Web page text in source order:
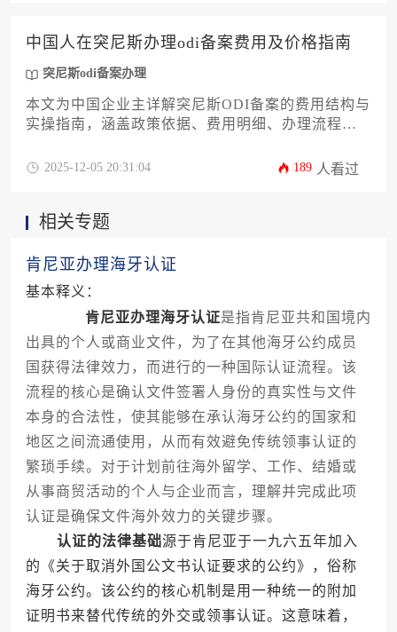
地。
中国人在突尼斯办理odi备案费用及价格指南
突尼斯odi备案办理
本文为中国企业主详解突尼斯ODI备案的费用结构与
实操指南，涵盖政策依据、费用明细、办理流程及
三方服务价格区间，帮助企业精准预算跨境投资成
2025-12-05 20:31:04 189 人看过
相关专题
肯尼亚办理海牙认证
基本释义：
肯尼亚办理海牙认证是指肯尼亚共和国境内
出具的个人或商业文件，为了在其他海牙公约成员
国获得法律效力，而进行的一种国际认证流程。该
流程的核心是确认文件签署人身份的真实性与文件
本身的合法性，使其能够在承认海牙公约的国家和
地区之间流通使用，从而有效避免传统领事认证的
繁琐手续。对于计划前往海外留学、工作、结婚或
从事商贸活动的个人与企业而言，理解并完成此项
认证是确保文件海外效力的关键步骤。
认证的法律基础源于肯尼亚于一九六五年加入
的《关于取消外国公文书认证要求的公约》，俗称
海牙公约。该公约的核心机制是用一种统一的附加
证明书来替代传统的外交或领事认证。这意味着，